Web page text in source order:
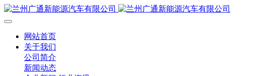
网站首页
关于我们
公司简介
新闻动态